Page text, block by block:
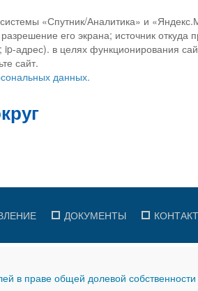
«Спутник/Аналитика» и
его экрана; источник откуда
адрес). в целях функционирования
сайт.
данных.
ДОКУМЕНТЫ
в праве общей долевой